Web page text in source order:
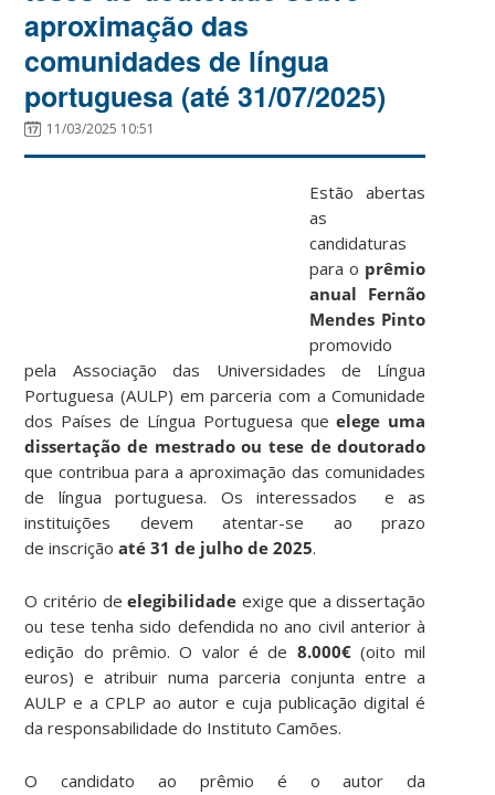
aproximação das
comunidades de língua
portuguesa (até 31/07/2025)
11/03/2025 10:51
Estão abertas
as
candidaturas
para o prêmio
anual Fernão
Mendes Pinto
promovido
pela Associação das Universidades de Língua
Portuguesa (AULP) em parceria com a Comunidade
dos Países de Língua Portuguesa queelege uma
dissertação de mestrado ou tese de doutorado
que contribua para a aproximação das comunidades
de língua portuguesa. Os interessados e as
instituições devem atentar-se ao prazo
de inscriçãoaté 31 de julho de 2025.
O critério deelegibilidade exige que a dissertação
ou tese tenha sido defendida no ano civil anterior à
edição do prêmio. O valor é de 8.000€(oito mil
euros) e atribuir numa parceria conjunta entre a
AULP e a CPLP ao autor e cuja publicação digital é
da responsabilidade do Instituto Camões.
O candidato ao prêmio é o autor da